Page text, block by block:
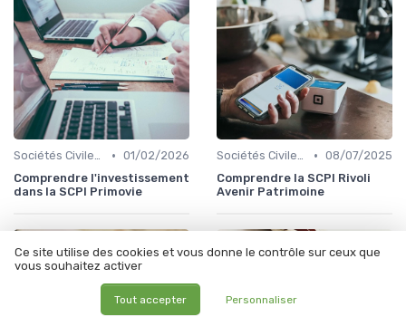
Sociétés Civiles de Placement Immobilier (SCPI) • 01/02/2026
Comprendre l'investissement
dans la SCPI Primovie
Sociétés Civiles de Placement Immobilier (SCPI) • 08/07/2025
Comprendre la SCPI Rivoli
Avenir Patrimoine
Ce site utilise des cookies et vous donne le contrôle sur ceux que
vous souhaitez activer
Tout accepter Personnaliser